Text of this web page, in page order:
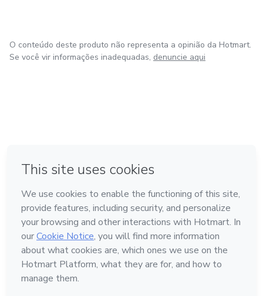
O conteúdo deste produto não representa a opinião da Hotmart.
Se você vir informações inadequadas, denuncie aqui
Feito com ❤ em Bogotá
Conheça a Hotmart
Idioma
Português